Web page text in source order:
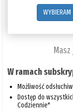
WYBIERAM
W ramach
Możliwość
Dostęp do
Codziennie"